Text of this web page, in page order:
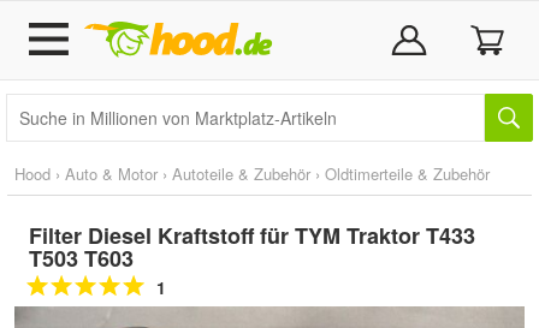
Hood › Auto & Motor › Autoteile & Zubehör › Oldtimerteile & Zubehör
Filter Diesel Kraftstoff für TYM Traktor T433
T503 T603
1